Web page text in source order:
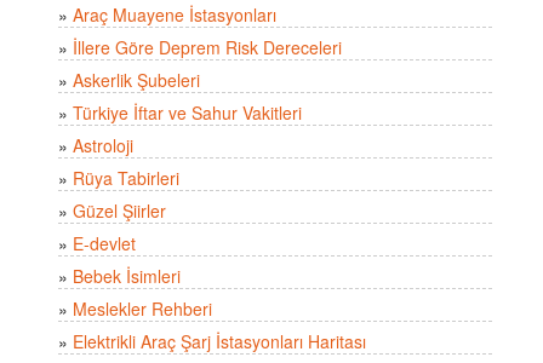
» Araç Muayene İstasyonları
» İllere Göre Deprem Risk Dereceleri
» Askerlik Şubeleri
» Türkiye İftar ve Sahur Vakitleri
» Astroloji
» Rüya Tabirleri
» Güzel Şiirler
» E-devlet
» Bebek İsimleri
» Meslekler Rehberi
» Elektrikli Araç Şarj İstasyonları Haritası